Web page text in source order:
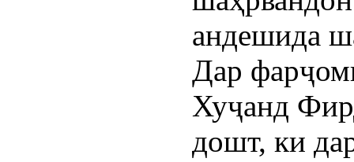
андешида
Дар
Хуҷанд
дошт, ки